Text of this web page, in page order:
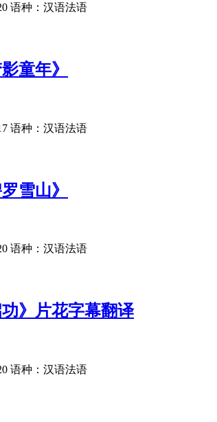
语种：汉语法语
影童年》
语种：汉语法语
罗雪山》
语种：汉语法语
》片花字幕翻译
语种：汉语法语